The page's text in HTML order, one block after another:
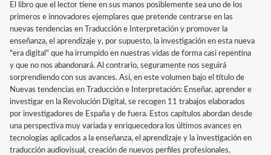
El libro que el lector tiene en sus manos posiblemente sea uno de los
primeros e innovadores ejemplares que pretende centrarse en las
nuevas tendencias en Traducción e Interpretación y promover la
enseñanza, el aprendizaje y, por supuesto, la investigación en esta nueva
"era digital" que ha irrumpido en nuestras vidas de forma casi repentina
y que no nos abandonará. Al contrario, seguramente nos seguirá
sorprendiendo con sus avances. Así, en este volumen bajo el título de
Nuevas tendencias en Traducción e Interpretación: Enseñar, aprender e
investigar en la Revolución Digital, se recogen 11 trabajos elaborados
por investigadores de España y de fuera. Estos capítulos abordan desde
una perspectiva muy variada y enriquecedora los últimos avances en
tecnologías aplicados a la enseñanza, el aprendizaje y la investigación en
traducción audiovisual, creación de nuevos perfiles profesionales,